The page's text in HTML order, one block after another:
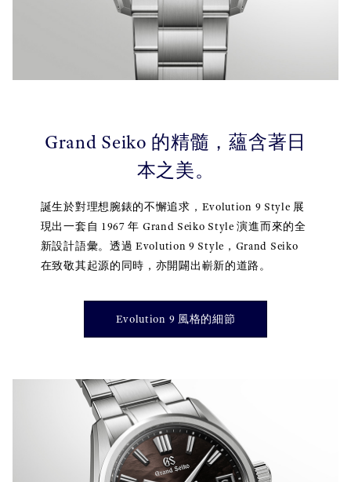
Grand Seiko 的精髓，蘊含著日
本之美。
誕生於對理想腕錶的不懈追求，Evolution 9 Style 展
現出一套自 1967 年 Grand Seiko Style 演進而來的全
新設計語彙。透過 Evolution 9 Style，Grand Seiko
在致敬其起源的同時，亦開闢出嶄新的道路。
Evolution 9 風格的細節